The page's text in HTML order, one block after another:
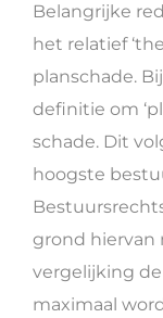
Belangrijke
het relatief
planschade.
definitie om
schade. Dit
hoogste
grond hiervan
vergelijking
maximaal